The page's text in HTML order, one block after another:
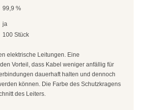
wiederlösbar
99,9 %
ja
100 Stück
elektrische Leitungen. Eine
Vorteil, dass Kabel weniger anfällig für
dauerhaft halten und dennoch
können. Die Farbe des Schutzkragens
des Leiters.